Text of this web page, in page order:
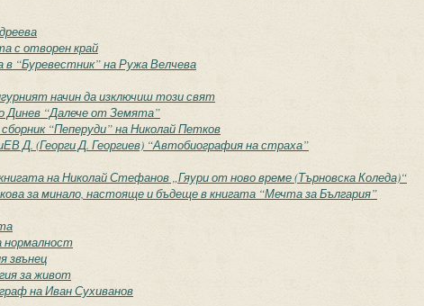
с отворен край
в “Буревестник” на Ружа Велчева
начин да изключиш този свят
Динев “Далече от Земята”
“Пеперуди” на Николай Петков
Д. (Георги Д. Георгиев) “Автобиография на страха”
на Николай Стефанов „Гяури от ново време (Търновска Коледа)“
за минало, настояще и бъдеще в книгата “Мечта за България”
нормалност
звънец
за живот
на Иван Сухиванов